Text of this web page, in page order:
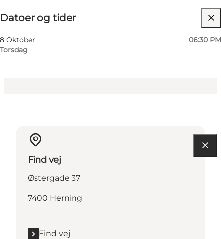
Datoer og tider
8 Oktober
Torsdag
06:30 PM
Besøg hjemmeside
Min virksomhed, Mig selv, Min partner, Venner,
Find vej
Østergade 37
7400 Herning
Find vej